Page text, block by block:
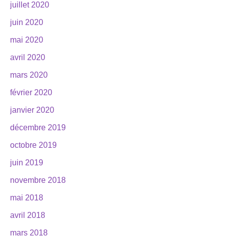
juillet 2020
juin 2020
mai 2020
avril 2020
mars 2020
février 2020
janvier 2020
décembre 2019
octobre 2019
juin 2019
novembre 2018
mai 2018
avril 2018
mars 2018